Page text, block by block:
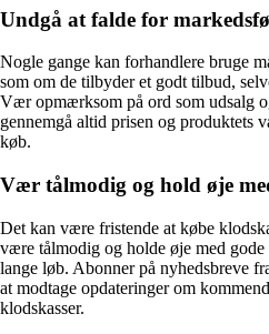
Undgå at falde for
Nogle gange kan forhandlere bruge
som om de tilbyder et godt tilbud,
Vær opmærksom på ord som udsalg
gennemgå altid prisen og produktets
køb.
Vær tålmodig og hold øje
Det kan være fristende at købe
være tålmodig og holde øje med
lange løb. Abonner på nyhedsbreve
at modtage opdateringer om
klodskasser.